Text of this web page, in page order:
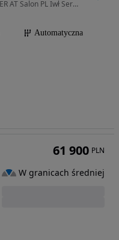
1499 cm3 • 136 KM • Clubman 1.5 COOPER AT Salon PL Iwł Serwis FV23%
Automatyczna
61 900 PLN
W granicach średniej